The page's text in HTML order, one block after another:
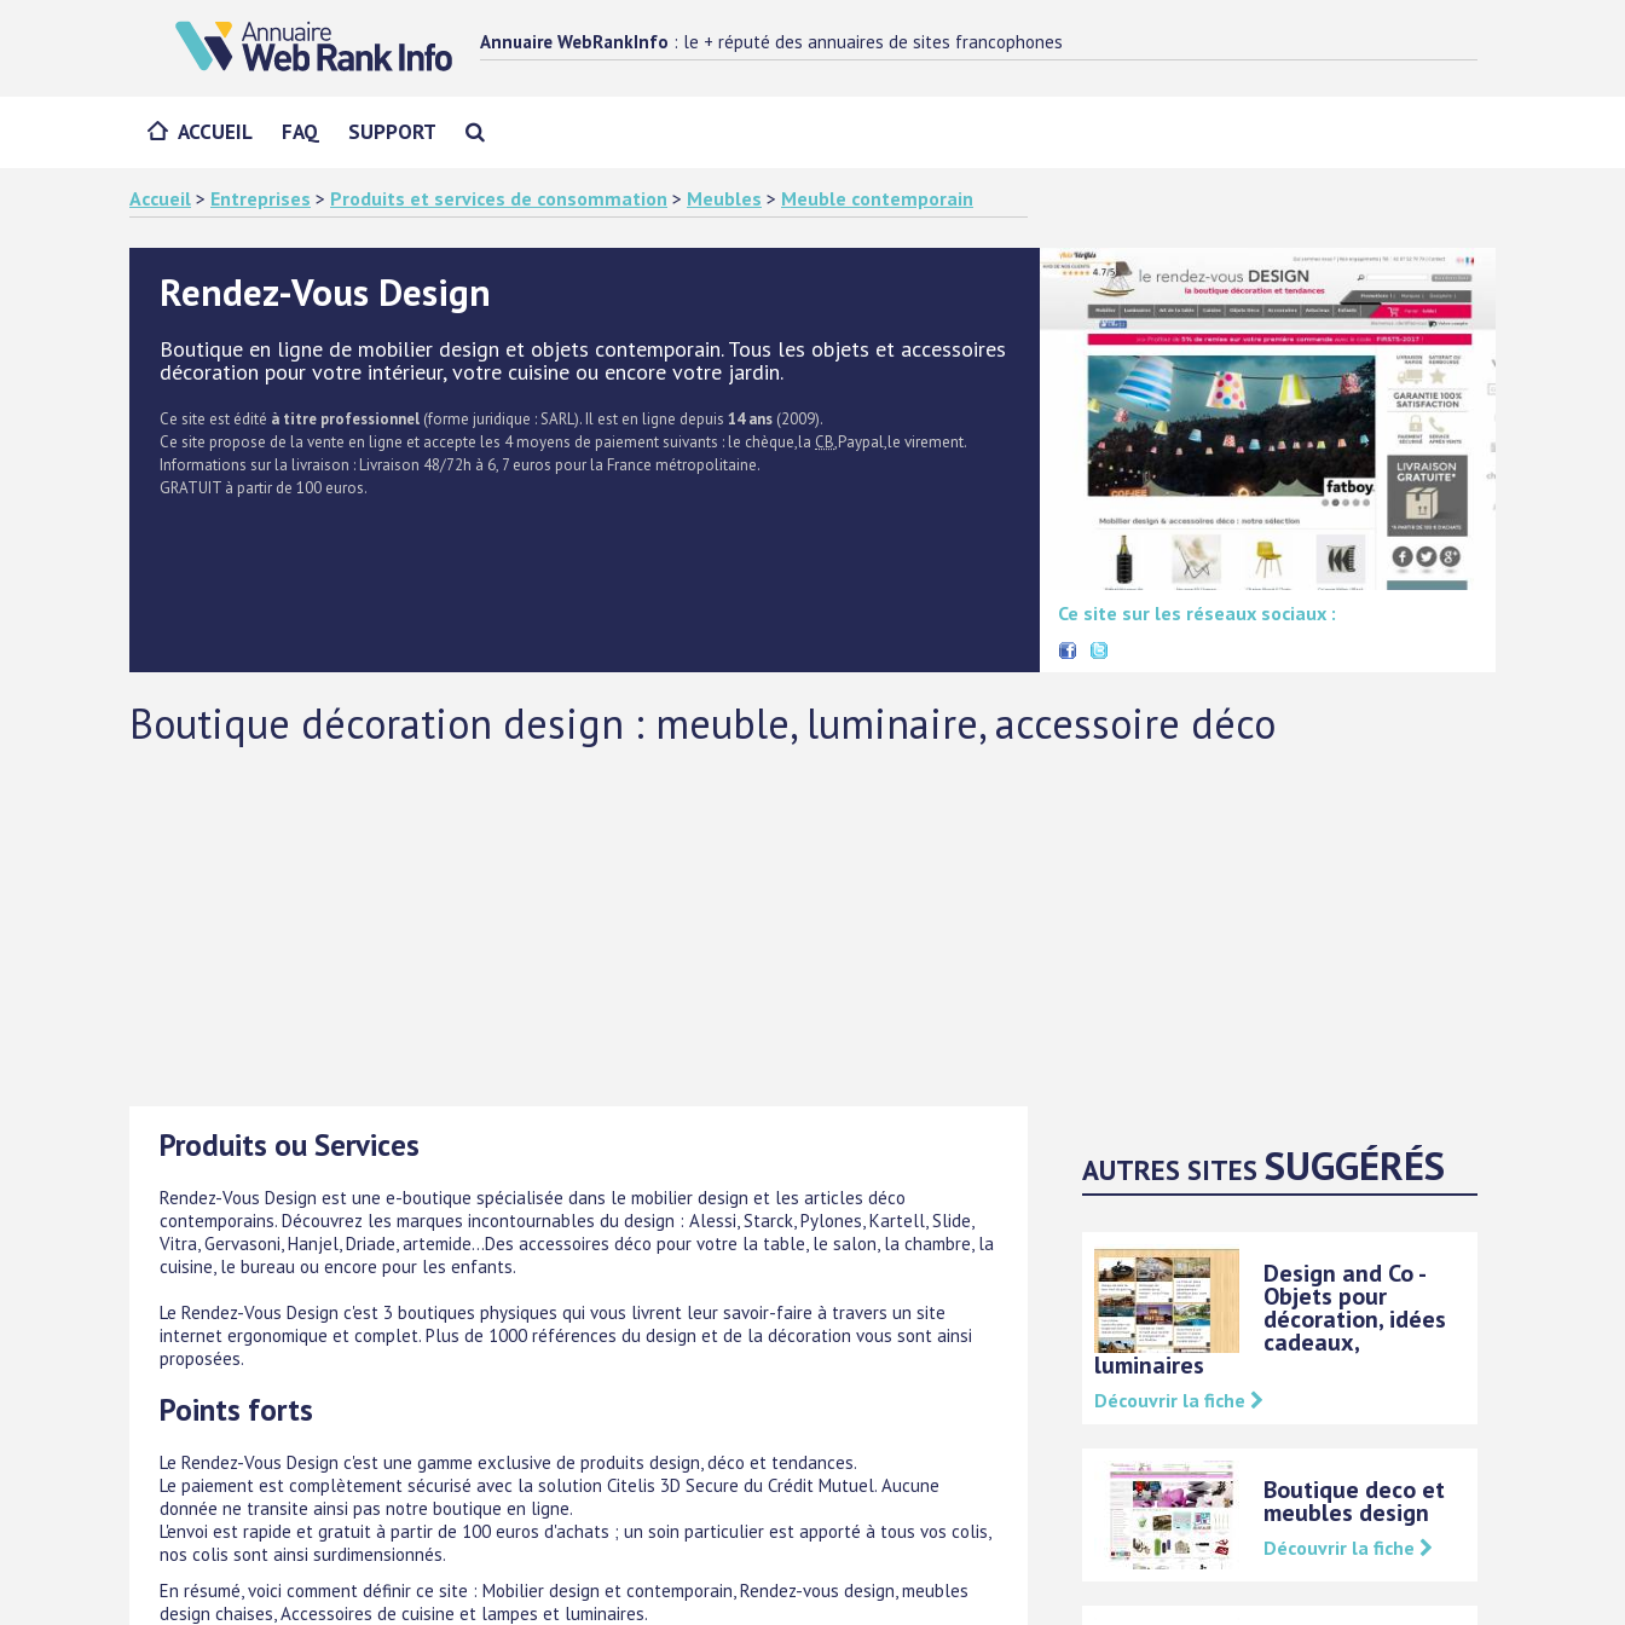
Annuaire WebRankInfo : le + réputé des annuaires de sites francophones
ACCUEIL FAQ SUPPORT
Accueil > Entreprises > Produits et services de consommation > Meubles > Meuble contemporain
Rendez-Vous Design
Boutique en ligne de mobilier design et objets contemporain. Tous les objets et accessoires
décoration pour votre intérieur, votre cuisine ou encore votre jardin.
Ce site est édité à titre professionnel (forme juridique : SARL). Il est en ligne depuis 14 ans (2009).
Ce site propose de la vente en ligne et accepte les 4 moyens de paiement suivants : le chèque,la CB,Paypal,le virement.
Informations sur la livraison : Livraison 48/72h à 6, 7 euros pour la France métropolitaine.
GRATUIT à partir de 100 euros.
Ce site sur les réseaux sociaux :
Boutique décoration design : meuble, luminaire, accessoire déco
Produits ou Services
Rendez-Vous Design est une e-boutique spécialisée dans le mobilier design et les articles déco
contemporains. Découvrez les marques incontournables du design : Alessi, Starck, Pylones, Kartell, Slide,
Vitra, Gervasoni, Hanjel, Driade, artemide...Des accessoires déco pour votre la table, le salon, la chambre, la
cuisine, le bureau ou encore pour les enfants.
Le Rendez-Vous Design c'est 3 boutiques physiques qui vous livrent leur savoir-faire à travers un site
internet ergonomique et complet. Plus de 1000 références du design et de la décoration vous sont ainsi
proposées.
Points forts
Le Rendez-Vous Design c'est une gamme exclusive de produits design, déco et tendances.
Le paiement est complètement sécurisé avec la solution Citelis 3D Secure du Crédit Mutuel. Aucune
donnée ne transite ainsi pas notre boutique en ligne.
L'envoi est rapide et gratuit à partir de 100 euros d'achats ; un soin particulier est apporté à tous vos colis,
nos colis sont ainsi surdimensionnés.
En résumé, voici comment définir ce site : Mobilier design et contemporain, Rendez-vous design, meubles
design chaises, Accessoires de cuisine et lampes et luminaires.
AUTRES SITESSUGGÉRÉS
Design and Co -
Objets pour
décoration, idées
cadeaux,
luminaires
Découvrir la fiche
Boutique deco et
meubles design
Découvrir la fiche